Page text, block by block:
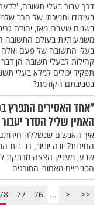
דרך עבור בעלי תשובה,
בעידודו ותמיכתו של הרב
בשנים שעברו מאז, יהודה
משמעותיות בעולם התשובה
בעלי התשובה של פעם
קהילות לבעלי תשובה הן דבר
תפקיד יכולים למלא בעלי
בסביבתם הקודמת?
"אחד האסירים התפרץ
האמין שליל הסדר
איך האנשים שנשללה
החירות? יונה יוניוב, רב
שבע, מעניק הצצה מרתקת
הפנימיים מאחורי הסורגים
<<
<
...
76
77